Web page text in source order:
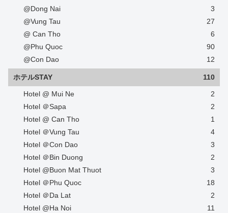
@Dong Nai
3
@Vung Tau
27
@ Can Tho
6
@Phu Quoc
90
@Con Dao
12
ホテルSTAY 110
Hotel @ Mui Ne
2
Hotel ＠Sapa
2
Hotel @ Can Tho
1
Hotel ＠Vung Tau
4
Hotel ＠Con Dao
3
Hotel ＠Bin Duong
2
Hotel @Buon Mat Thuot
3
Hotel ＠Phu Quoc
18
Hotel ＠Da Lat
2
Hotel @Ha Noi
11